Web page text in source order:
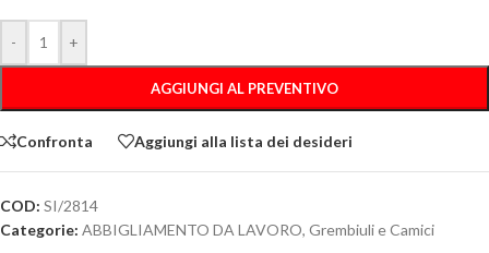
- +
AGGIUNGI AL PREVENTIVO
Confronta Aggiungi alla lista dei desideri
COD: SI/2814
Categorie: ABBIGLIAMENTO DA LAVORO, Grembiuli e Camici